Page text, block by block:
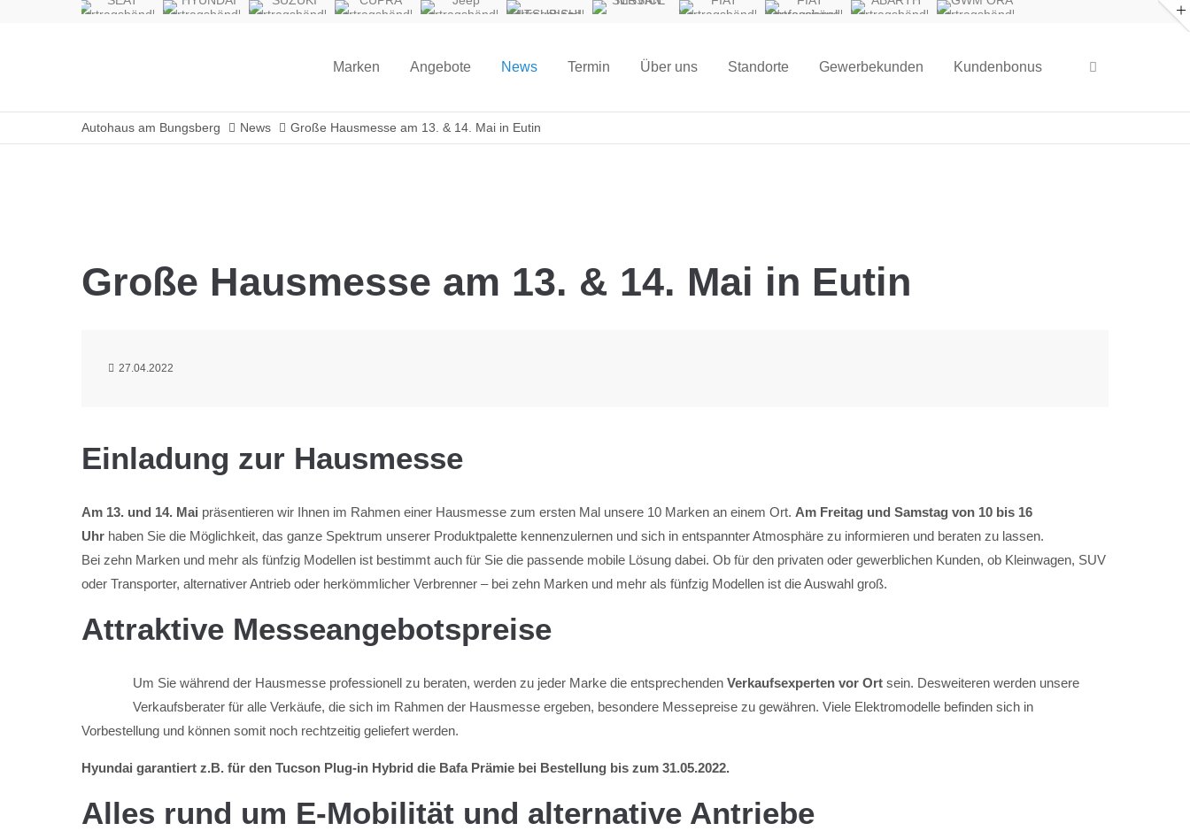
SEAT
HYUNDAI
SUZUKI
CUPRA
Jeep
MITSUBISHI
NISSAN
FIAT
FIAT
ABARTH
GWM ORA
Marken Angebote News Termin Über uns Standorte Gewerbekunden Kundenbonus
Autohaus am Bungsberg News Große Hausmesse am 13. & 14. Mai in Eutin
Große Hausmesse am 13. & 14. Mai in Eutin
27.04.2022
Einladung zur Hausmesse
Am 13. und 14. Mai präsentieren wir Ihnen im Rahmen einer Hausmesse zum ersten Mal unsere 10 Marken an einem Ort. Am Freitag und Samstag von 10 bis 16
Uhr haben Sie die Möglichkeit, das ganze Spektrum unserer Produktpalette kennenzulernen und sich in entspannter Atmosphäre zu informieren und beraten zu lassen.
Bei zehn Marken und mehr als fünfzig Modellen ist bestimmt auch für Sie die passende mobile Lösung dabei. Ob für den privaten oder gewerblichen Kunden, ob Kleinwagen, SUV
oder Transporter, alternativer Antrieb oder herkömmlicher Verbrenner – bei zehn Marken und mehr als fünfzig Modellen ist die Auswahl groß.
Attraktive Messeangebotspreise
Um Sie während der Hausmesse professionell zu beraten, werden zu jeder Marke die entsprechenden Verkaufsexperten vor Ort sein. Desweiteren werden unsere
Verkaufsberater für alle Verkäufe, die sich im Rahmen der Hausmesse ergeben, besondere Messepreise zu gewähren. Viele Elektromodelle befinden sich in
Vorbestellung und können somit noch rechtzeitig geliefert werden.
Hyundai garantiert z.B. für den Tucson Plug-in Hybrid die Bafa Prämie bei Bestellung bis zum 31.05.2022.
Alles rund um E-Mobilität und alternative Antriebe